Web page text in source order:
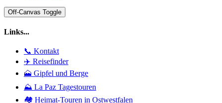
Off-Canvas Toggle
Links...
📞 Kontakt
✈️ Reisefinder
🗻 Gipfel und Berge
⛰️ La Paz Tagestouren
🏘️ Heimat-Touren in Ostwestfalen